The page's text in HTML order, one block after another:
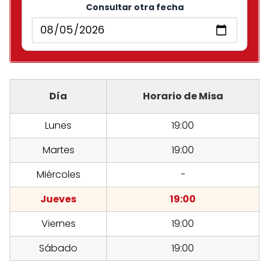
Consultar otra fecha
Día Horario de Misa
Lunes
19:00
Martes
19:00
Miércoles
-
Jueves
19:00
Viernes
19:00
Sábado
19:00